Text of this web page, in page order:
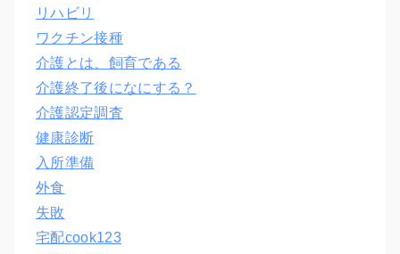
リハビリ
ワクチン接種
介護とは、飼育である
介護終了後になにする？
介護認定調査
健康診断
入所準備
外食
失敗
宅配cook123